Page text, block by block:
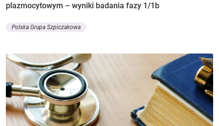
plazmocytowym – wyniki badania fazy 1/1b
Polska Grupa Szpiczakowa